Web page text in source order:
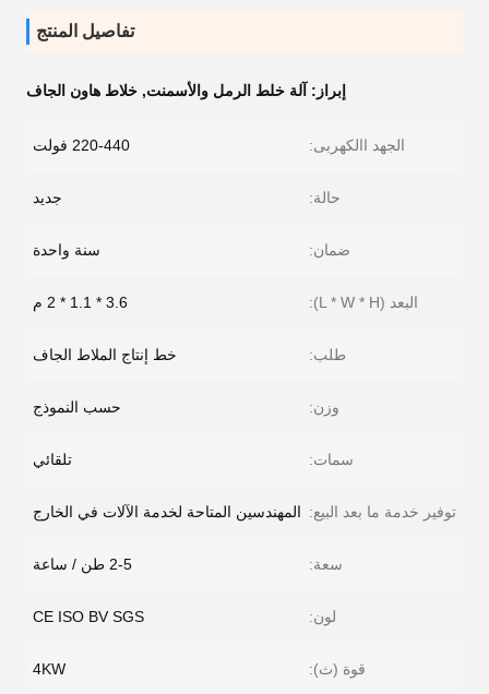
تفاصيل المنتج
إبراز: آلة خلط الرمل والأسمنت, خلاط هاون الجاف
الجهد االكهربى: 220-440 فولت
حالة: جديد
ضمان: سنة واحدة
البعد (L * W * H): 3.6 * 1.1 * 2 م
طلب: خط إنتاج الملاط الجاف
وزن: حسب النموذج
سمات: تلقائي
توفير خدمة ما بعد البيع: المهندسين المتاحة لخدمة الآلات في الخارج
سعة: 2-5 طن / ساعة
لون: CE ISO BV SGS
قوة (ث): 4KW